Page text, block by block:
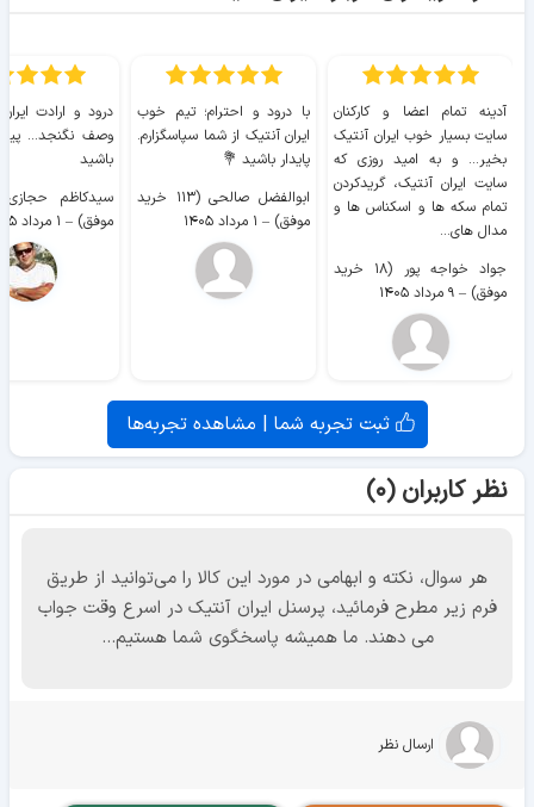
آدینه تمام اعضا و کارکنان
سایت بسیار خوب ايران آنتیک
بخیر... و به امید روزی که
سایت ايران آنتیک، گریدکردن
تمام سکه ها و اسکناس ها و
مدال های...
جواد خواجه پور (۱۸ خرید
موفق) – ۹ مرداد ۱۴۰۵
با درود و احترام؛ تیم خوب
ایران آنتیک از شما سپاسگزارم.
پایدار باشید 💐
ابوالفضل صالحی (۱۱۳ خرید
موفق) – ۱ مرداد ۱۴۰۵
درود و ارادت
وصف نگنجد...
باشید
موفق) – ۱ مرداد ۱۴۰۵
ثبت تجربه شما | مشاهده تجربه‌ها
نظر کاربران (۰)
هر سوال، نکته و ابهامی در مورد این کالا را می‌توانید از طریق
فرم زیر مطرح فرمائید، پرسنل ایران آنتیک در اسرع وقت جواب
می دهند. ما همیشه پاسخگوی شما هستیم...
ارسال نظر